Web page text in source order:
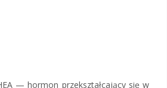
— hormon przekształcający się w